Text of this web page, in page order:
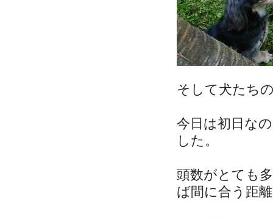
そして犬たち
今日は初日な
した。
頭数がとても
ば間に合う距